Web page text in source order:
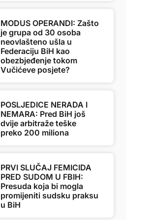
MODUS OPERANDI: Zašto
je grupa od 30 osoba
neovlašteno ušla u
Federaciju BiH kao
obezbjeđenje tokom
Vučićeve posjete?
POSLJEDICE NERADA I
NEMARA: Pred BiH još
dvije arbitraže teške
preko 200 miliona
PRVI SLUČAJ FEMICIDA
PRED SUDOM U FBIH:
Presuda koja bi mogla
promijeniti sudsku praksu
u BiH